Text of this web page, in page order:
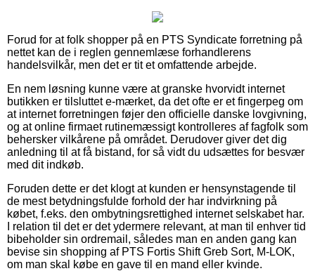
Forud for at folk shopper på en PTS Syndicate forretning på
nettet kan de i reglen gennemlæse forhandlerens
handelsvilkår, men det er tit et omfattende arbejde.
En nem løsning kunne være at granske hvorvidt internet
butikken er tilsluttet e-mærket, da det ofte er et fingerpeg om
at internet forretningen føjer den officielle danske lovgivning,
og at online firmaet rutinemæssigt kontrolleres af fagfolk som
behersker vilkårene på området. Derudover giver det dig
anledning til at få bistand, for så vidt du udsættes for besvær
med dit indkøb.
Foruden dette er det klogt at kunden er hensynstagende til
de mest betydningsfulde forhold der har indvirkning på
købet, f.eks. den ombytningsrettighed internet selskabet har.
I relation til det er det ydermere relevant, at man til enhver tid
bibeholder sin ordremail, således man en anden gang kan
bevise sin shopping af PTS Fortis Shift Greb Sort, M-LOK,
om man skal købe en gave til en mand eller kvinde.